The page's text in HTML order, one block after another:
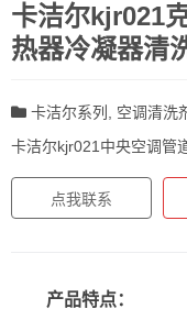
卡洁尔kjr021
热器冷凝器清
卡洁尔系列 空调清洗
卡洁尔kjr021中央空调管
点我联系
产品特点：